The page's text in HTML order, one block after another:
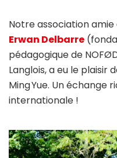
Notre association amie
Erwan Delbarre
pédagogique de
Langlois, a eu le plaisir
Ming Yue. Un échange
internationale !